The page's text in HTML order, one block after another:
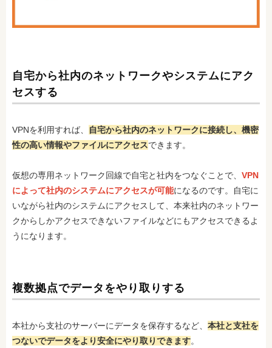
自宅から社内のネットワークやシステムにアク
セスする
VPNを利用すれば、
自宅から社内のネットワークに接続し、機密
性の高い情報やファイルにアクセスできます。
仮想の専用ネットワーク回線で自宅と社内をつなぐことで、 VPN
によって社内のシステムにアクセスが可能になるのです。自宅に
いながら社内のシステムにアクセスして、本来社内のネットワー
クからしかアクセスできないファイルなどにもアクセスできるよ
うになります。
複数拠点でデータをやり取りする
本社から支社のサーバーにデータを保存するなど、 本社と支社を
つないでデータをより安全にやり取りできます。